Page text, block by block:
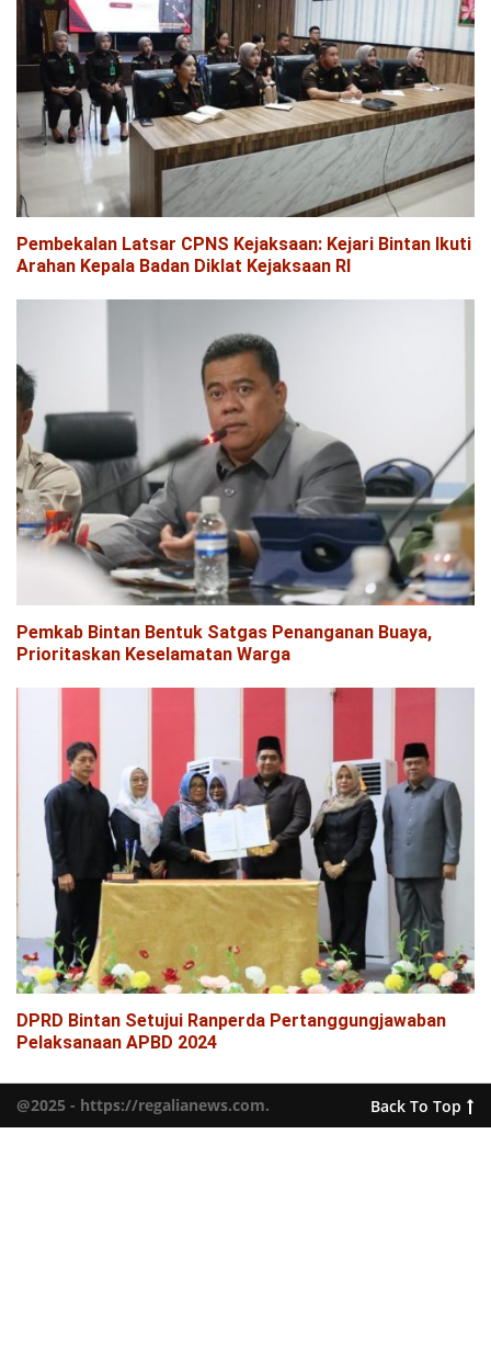
Pembekalan Latsar CPNS Kejaksaan: Kejari Bintan Ikuti
Arahan Kepala Badan Diklat Kejaksaan RI
Pemkab Bintan Bentuk Satgas Penanganan Buaya,
Prioritaskan Keselamatan Warga
DPRD Bintan Setujui Ranperda Pertanggungjawaban
Pelaksanaan APBD 2024
@2025 - https://regalianews.com. Back To Top